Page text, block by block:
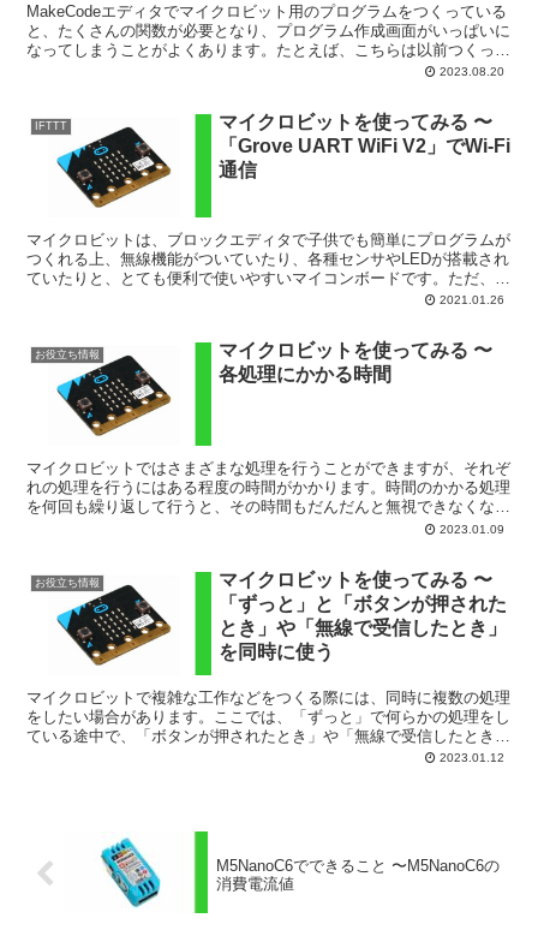
MakeCodeエディタでマイクロビット用のプログラムをつくっている
と、たくさんの関数が必要となり、プログラム作成画面がいっぱいに
なってしまうことがよくあります。たとえば、こちらは以前つくった
2023.08.20
IFTTT
マイクロビットを使ってみる 〜
「Grove UART WiFi V2」でWi-Fi
通信
マイクロビットは、ブロックエディタで子供でも簡単にプログラムが
つくれる上、無線機能がついていたり、各種センサやLEDが搭載され
ていたりと、とても便利で使いやすいマイコンボードです。ただ、マ
2021.01.26
お役立ち情報
マイクロビットを使ってみる 〜
各処理にかかる時間
マイクロビットではさまざまな処理を行うことができますが、それぞ
れの処理を行うにはある程度の時間がかかります。時間のかかる処理
を何回も繰り返して行うと、その時間もだんだんと無視できなくな
り、すぐに反応してほしいプログラムなどでは所望の動作をし...
2023.01.09
お役立ち情報
マイクロビットを使ってみる 〜
「ずっと」と「ボタンが押された
とき」や「無線で受信したとき」
を同時に使う
マイクロビットで複雑な工作などをつくる際には、同時に複数の処理
をしたい場合があります。ここでは、「ずっと」で何らかの処理をし
ている途中で、「ボタンが押されたとき」や「無線で受信したとき」
が正常に受け付けられるか、また「ボタンが押されたとき」...2023.01.12
M5NanoC6でできること 〜M5NanoC6の
消費電流値